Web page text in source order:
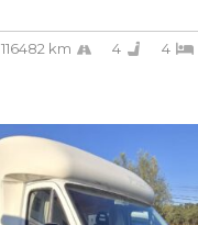
116482 km 4 4